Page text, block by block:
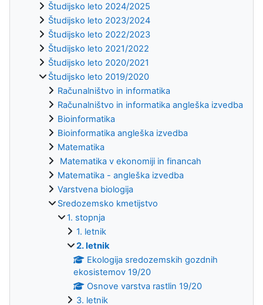
Študijsko leto 2024/2025
Študijsko leto 2023/2024
Študijsko leto 2022/2023
Študijsko leto 2021/2022
Študijsko leto 2020/2021
Študijsko leto 2019/2020
Računalništvo in informatika
Računalništvo in informatika angleška izvedba
Bioinformatika
Bioinformatika angleška izvedba
Matematika
Matematika v ekonomiji in financah
Matematika - angleška izvedba
Varstvena biologija
Sredozemsko kmetijstvo
1. stopnja
1. letnik
2. letnik
Ekologija sredozemskih gozdnih
ekosistemov 19/20
Osnove varstva rastlin 19/20
3. letnik